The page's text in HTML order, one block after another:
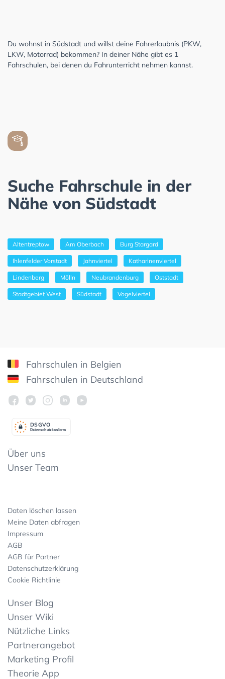
Du wohnst in Südstadt und willst deine Fahrerlaubnis (PKW,
LKW, Motorrad) bekommen? In deiner Nähe gibt es 1
Fahrschulen, bei denen du Fahrunterricht nehmen kannst.
Suche Fahrschule in der
Nähe von Südstadt
Altentreptow Am Oberbach Burg Stargard
Ihlenfelder Vorstadt Jahnviertel Katharinenviertel
Lindenberg Mölln Neubrandenburg Oststadt
Stadtgebiet West Südstadt Vogelviertel
Fahrschulen in Belgien
Fahrschulen in Deutschland
Datenschutzkonform
DSGVO
Über uns
Unser Team
Daten löschen lassen
Meine Daten abfragen
Impressum
AGB
AGB für Partner
Datenschutzerklärung
Cookie Richtlinie
Unser Blog
Unser Wiki
Nützliche Links
Partnerangebot
Marketing Profil
Theorie App